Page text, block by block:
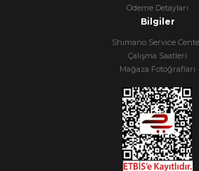
Ödeme Detayları
Bilgiler
Shimano Service
Çalışma Saatleri
Mağaza Fotoğrafları